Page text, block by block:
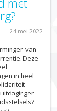
24 mei 2022
van
Deze
in heel